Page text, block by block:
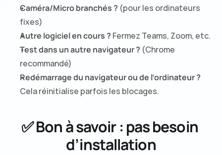
Caméra/Micro branchés ? (pour les ordinateurs
fixes)
Autre logiciel en cours ? Fermez Teams, Zoom, etc.
Test dans un autre navigateur ? (Chrome
recommandé)
Redémarrage du navigateur ou de l’ordinateur ?
Cela réinitialise parfois les blocages.
✅ Bon à savoir : pas besoin
d’installation